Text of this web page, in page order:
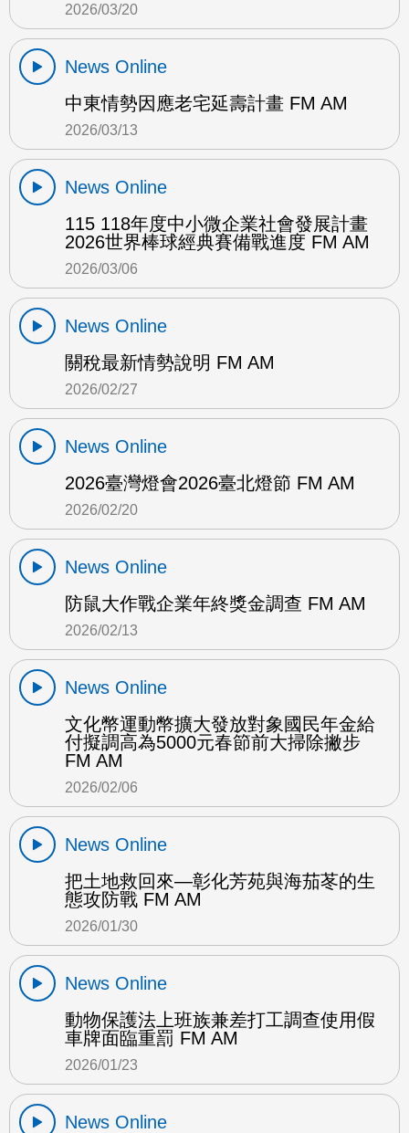
2026/03/20
News Online
中東情勢因應老宅延壽計畫 FM AM
2026/03/13
News Online
115 118年度中小微企業社會發展計畫
2026世界棒球經典賽備戰進度 FM AM
2026/03/06
News Online
關稅最新情勢說明 FM AM
2026/02/27
News Online
2026臺灣燈會2026臺北燈節 FM AM
2026/02/20
News Online
防鼠大作戰企業年終獎金調查 FM AM
2026/02/13
News Online
文化幣運動幣擴大發放對象國民年金給
付擬調高為5000元春節前大掃除撇步
FM AM
2026/02/06
News Online
把土地救回來—彰化芳苑與海茄苳的生
態攻防戰 FM AM
2026/01/30
News Online
動物保護法上班族兼差打工調查使用假
車牌面臨重罰 FM AM
2026/01/23
News Online